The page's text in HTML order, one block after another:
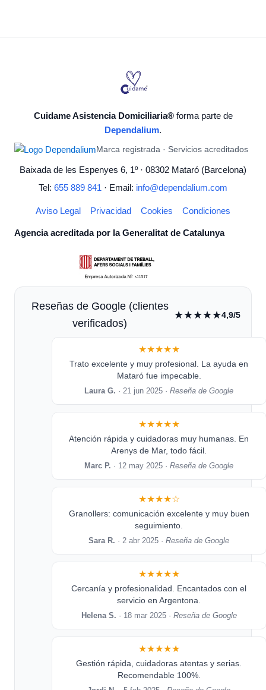
Cuidame Asistencia Domiciliaria®forma parte de
Dependalium.
Marca registrada · Servicios acreditados
Baixada de les Espenyes 6, 1º · 08302 Mataró (Barcelona)
Tel: 655 889 841 · Email: info@dependalium.com
Aviso Legal Privacidad Cookies Condiciones
Agencia acreditada por la Generalitat de Catalunya
Reseñas de Google (clientes
verificados)
★★★★★4,9/5
★★★★★
Trato excelente y muy profesional. La ayuda en
Mataró fue impecable.
Laura G. · 21 jun 2025 ·Reseña de Google
★★★★★
Atención rápida y cuidadoras muy humanas. En
Arenys de Mar, todo fácil.
Marc P. · 12 may 2025 ·Reseña de Google
★★★★☆
Granollers: comunicación excelente y muy buen
seguimiento.
Sara R. · 2 abr 2025 ·Reseña de Google
★★★★★
Cercanía y profesionalidad. Encantados con el
servicio en Argentona.
Helena S. · 18 mar 2025 · Reseña de Google
★★★★★
Gestión rápida, cuidadoras atentas y serias.
Recomendable 100%.